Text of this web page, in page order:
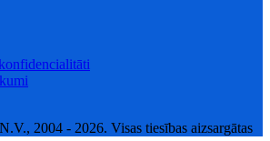
2004 - 2026. Visas tiesības aizsargātas